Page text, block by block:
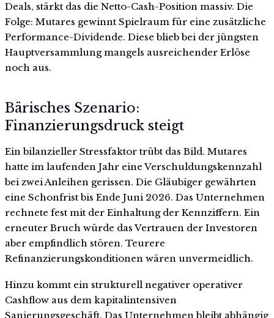
Deals, stärkt das die Netto-Cash-Position massiv. Die
Folge: Mutares gewinnt Spielraum für eine zusätzliche
Performance-Dividende. Diese blieb bei der jüngsten
Hauptversammlung mangels ausreichender Erlöse
noch aus.
Bärisches Szenario:
Finanzierungsdruck steigt
Ein bilanzieller Stressfaktor trübt das Bild. Mutares
hatte im laufenden Jahr eine Verschuldungskennzahl
bei zwei Anleihen gerissen. Die Gläubiger gewährten
eine Schonfrist bis Ende Juni 2026. Das Unternehmen
rechnete fest mit der Einhaltung der Kennziffern. Ein
erneuter Bruch würde das Vertrauen der Investoren
aber empfindlich stören. Teurere
Refinanzierungskonditionen wären unvermeidlich.
Hinzu kommt ein strukturell negativer operativer
Cashflow aus dem kapitalintensiven
Sanierungsgeschäft. Das Unternehmen bleibt abhängig